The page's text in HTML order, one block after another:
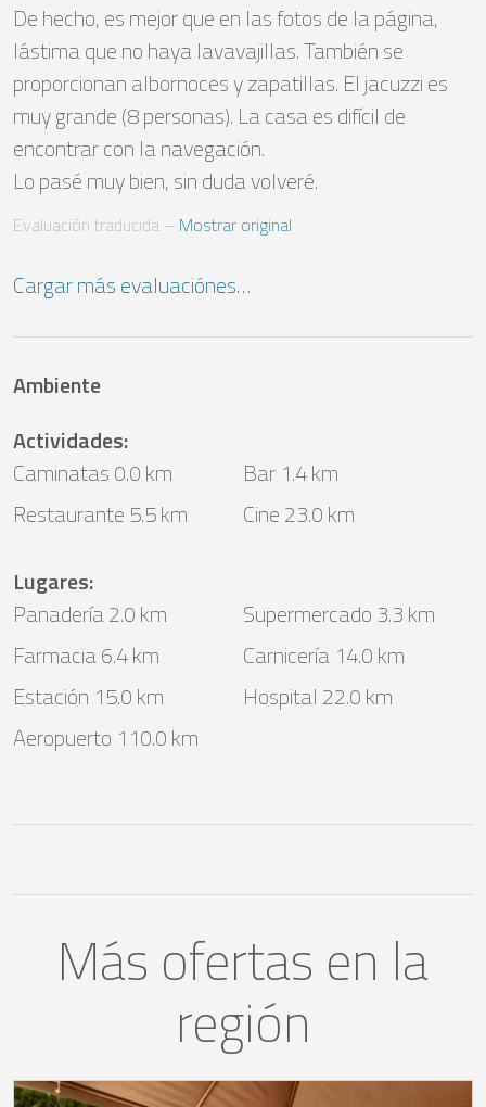
De hecho, es mejor que en las fotos de la página,
lástima que no haya lavavajillas. También se
proporcionan albornoces y zapatillas. El jacuzzi es
muy grande (8 personas). La casa es difícil de
encontrar con la navegación.
Lo pasé muy bien, sin duda volveré.
Evaluación traducida – Mostrar original
Cargar más evaluaciónes…
Ambiente
Actividades:
Caminatas 0.0 km
Bar 1.4 km
Restaurante 5.5 km
Cine 23.0 km
Lugares:
Panadería 2.0 km
Supermercado 3.3 km
Farmacia 6.4 km
Carnicería 14.0 km
Estación 15.0 km
Hospital 22.0 km
Aeropuerto 110.0 km
Más ofertas en la
región